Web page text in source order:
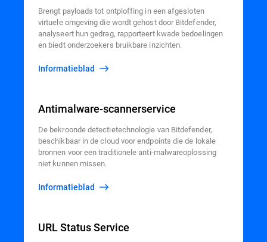
Brengt payloads tot ontploffing in een afgesloten
virtuele omgeving die wordt gehost door Bitdefender,
analyseert hun gedrag, rapporteert kwade bedoelingen
en biedt onderzoekers bruikbare inzichten.
Informatieblad
Antimalware-scannerservice
De bekroonde detectietechnologie van Bitdefender,
beschikbaar in de cloud voor endpoints die de lokale
bronnen voor een traditionele anti-malwareoplossing
niet kunnen missen.
Informatieblad
URL Status Service